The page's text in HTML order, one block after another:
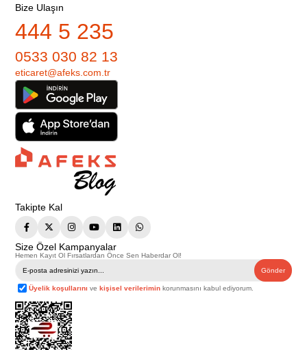
Bize Ulaşın
444 5 235
0533 030 82 13
eticaret@afeks.com.tr
Takipte Kal
Size Özel Kampanyalar
Hemen Kayıt Ol Fırsatlardan Önce Sen Haberdar Ol!
Gönder
Üyelik koşullarını vekişisel verilerimin korunmasını kabul ediyorum.